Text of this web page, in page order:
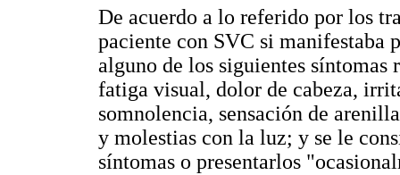
De acuerdo a lo referido por los
paciente con SVC si manifestaba
alguno de los siguientes
fatiga visual, dolor de cabeza,
somnolencia, sensación de
y molestias con la luz; y se le
síntomas o presentarlos